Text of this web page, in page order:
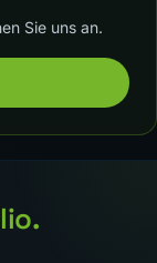
Sie uns an.